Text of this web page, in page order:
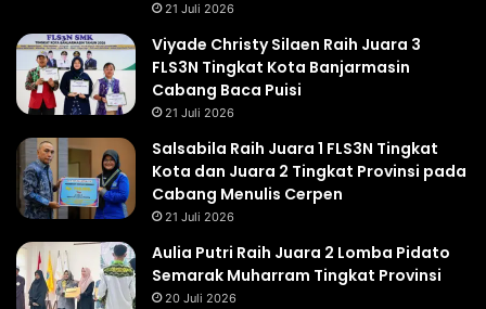
21 Juli 2026
Viyade Christy Silaen Raih Juara 3
FLS3N Tingkat Kota Banjarmasin
Cabang Baca Puisi
21 Juli 2026
Salsabila Raih Juara 1 FLS3N Tingkat
Kota dan Juara 2 Tingkat Provinsi pada
Cabang Menulis Cerpen
21 Juli 2026
Aulia Putri Raih Juara 2 Lomba Pidato
Semarak Muharram Tingkat Provinsi
20 Juli 2026